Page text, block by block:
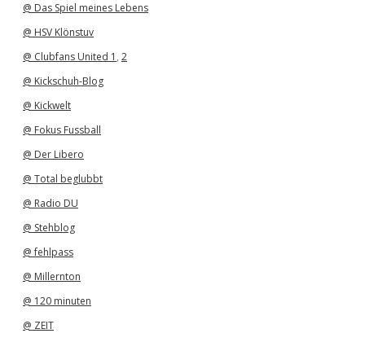
@ Das Spiel meines Lebens
@ HSV Klönstuv
@ Clubfans United 1 , 2
@ Kickschuh-Blog
@ Kickwelt
@ Fokus Fussball
@ Der Libero
@ Total beglubbt
@ Radio DU
@ Stehblog
@ fehlpass
@ Millernton
@ 120 minuten
@ ZEIT